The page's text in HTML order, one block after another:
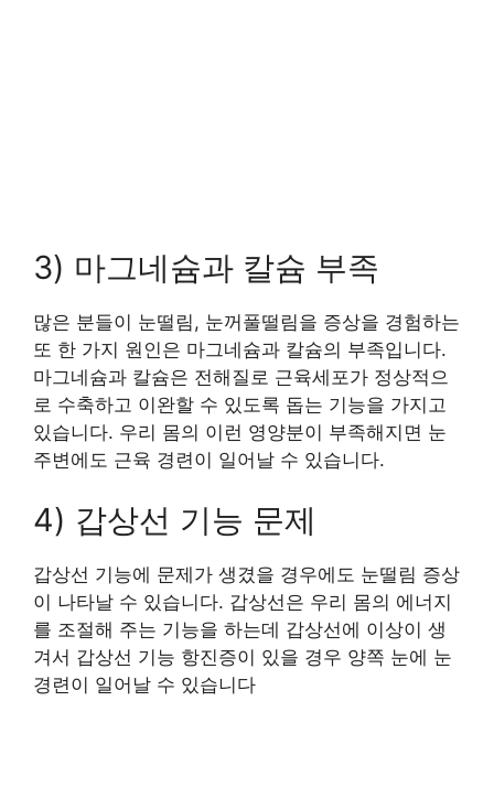
3) 마그네슘과 칼슘 부족
많은 분들이 눈떨림, 눈꺼풀떨림을 증상을 경험하는
또 한 가지 원인은 마그네슘과 칼슘의 부족입니다.
마그네슘과 칼슘은 전해질로 근육세포가 정상적으
로 수축하고 이완할 수 있도록 돕는 기능을 가지고
있습니다. 우리 몸의 이런 영양분이 부족해지면 눈
주변에도 근육 경련이 일어날 수 있습니다.
4) 갑상선 기능 문제
갑상선 기능에 문제가 생겼을 경우에도 눈떨림 증상
이 나타날 수 있습니다. 갑상선은 우리 몸의 에너지
를 조절해 주는 기능을 하는데 갑상선에 이상이 생
겨서 갑상선 기능 항진증이 있을 경우 양쪽 눈에 눈
경련이 일어날 수 있습니다